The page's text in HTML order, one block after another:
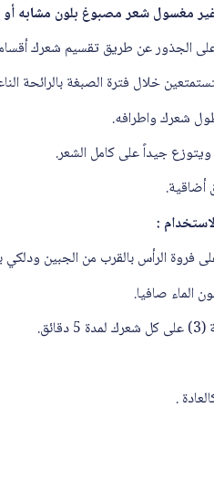
مغسول شعر مصبوغ بلون مشابه
الجذور عن طريق تقسيم شعرك
شعرك واطرافه.
جيداً على كامل الشعر.
:
فروة الرأس بالقرب من الجبين ودلكي
الماء صافيا.
.